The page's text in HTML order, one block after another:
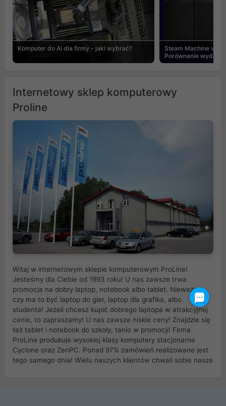
Komputer do AI dla firmy - jaki wybrać?
Steam Machine vs
Porównanie
Internetowy sklep komputerowy
Proline
Witaj w internetowym sklepie komputerowym ProLine!
Jesteśmy dla Ciebie od 1993 roku! U nas zawsze trwa
promocja na dobry laptop, notebook albo tablet. Nieważne
czy ma to być laptop do gier, laptop dla grafika, albo
studenta! Jeżeli chcesz kupić dobrego laptopa w atrakcyjnej
cenie, to zapraszamy! U nas zawsze niskie ceny! Znajdzie się
też tablet i notebook do szkoły, tanio w promocji! Firma
ProLine produkuje wysokiej klasy komputery stacjonarne
Cyclone oraz ZenPC. Ponad 97% zamówień realizowane jest
tego samego dnia! Wielu naszych klientów chwali sobie nasze